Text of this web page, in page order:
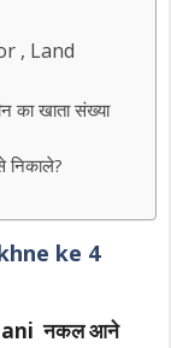
, Land
का खाता संख्या
ke 4
नकल आने